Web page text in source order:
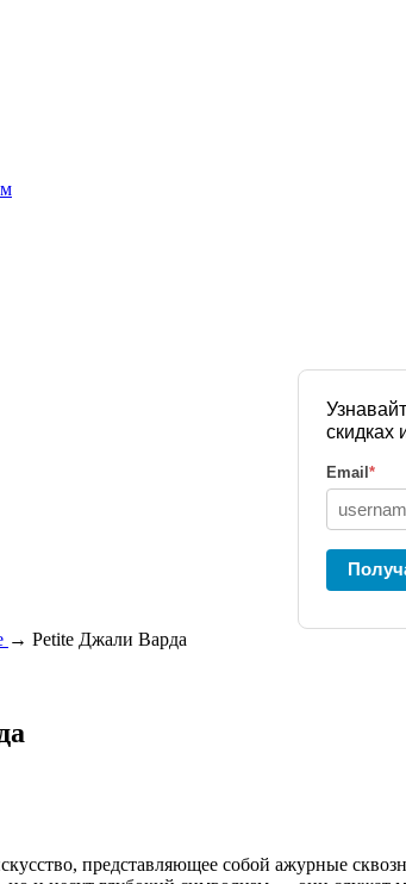
скидках
Email *
→ Petite Джали Варда
представляющее собой ажурные